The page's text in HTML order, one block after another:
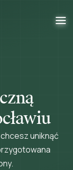
uniknąć